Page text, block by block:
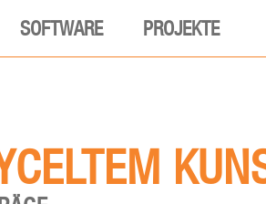
SOFTWARE PROJEKTE